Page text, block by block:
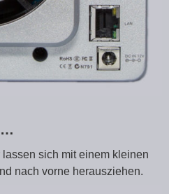
…
sich mit einem kleinen
nach vorne herausziehen.